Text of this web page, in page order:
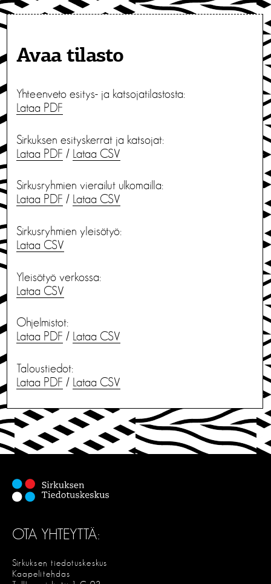
Avaa tilasto
Yhteenveto esitys- ja katsojatilastosta:
Lataa PDF
Sirkuksen esityskerrat ja katsojat:
Lataa PDF / Lataa CSV
Sirkusryhmien vierailut ulkomailla:
Lataa PDF / Lataa CSV
Sirkusryhmien yleisötyö:
Lataa CSV
Yleisötyö verkossa:
Lataa CSV
Ohjelmistot:
Lataa PDF / Lataa CSV
Taloustiedot:
Lataa PDF / Lataa CSV
OTA YHTEYTTÄ:
Sirkuksen tiedotuskeskus
Kaapelitehdas